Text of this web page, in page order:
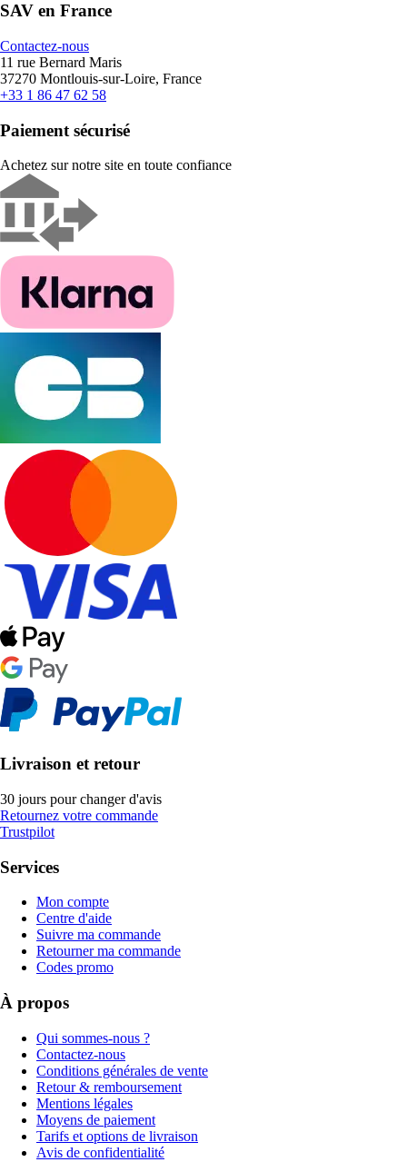
SAV en France
Contactez-nous
11 rue Bernard Maris
37270 Montlouis-sur-Loire, France
+33 1 86 47 62 58
Paiement sécurisé
Achetez sur notre site en toute confiance
Livraison et retour
30 jours pour changer d'avis
Retournez votre commande
Trustpilot
Services
Mon compte
Centre d'aide
Suivre ma commande
Retourner ma commande
Codes promo
À propos
Qui sommes-nous ?
Contactez-nous
Conditions générales de vente
Retour & remboursement
Mentions légales
Moyens de paiement
Tarifs et options de livraison
Avis de confidentialité